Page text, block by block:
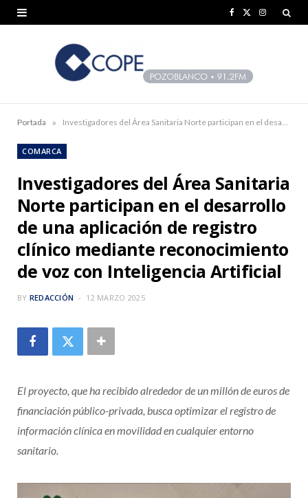
e
e
)
I
a
Portada »
COMARCA
Investigadores del Área Sanitaria
Norte participan en el desarrollo
de una aplicación de registro
clínico mediante reconocimiento
de voz con Inteligencia Artificial
BY REDACCIÓN 12 MARZO 2025
El proyecto, que ha recibido alrededor de un millón de euros de
financiación público-privada, busca optimizar el registro de
información clínica en movilidad en cualquier entorno
sanitario.